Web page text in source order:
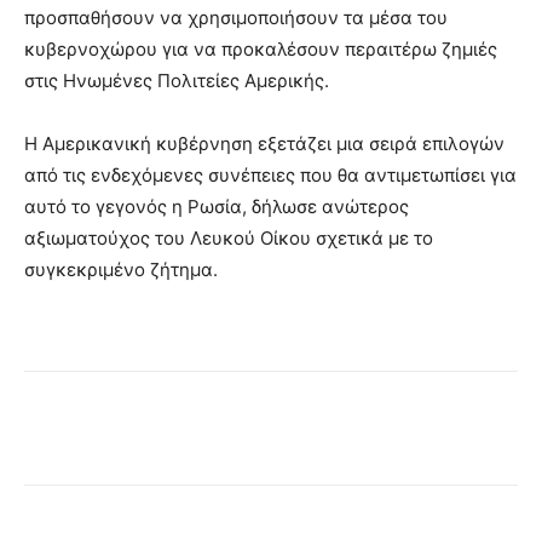
προσπαθήσουν να χρησιμοποιήσουν τα μέσα του
κυβερνοχώρου για να προκαλέσουν περαιτέρω ζημιές
στις Ηνωμένες Πολιτείες Αμερικής.
Η Aμερικανική κυβέρνηση εξετάζει μια σειρά επιλογών
από τις ενδεχόμενες συνέπειες που θα αντιμετωπίσει για
αυτό το γεγονός η Ρωσία, δήλωσε ανώτερος
αξιωματούχος του Λευκού Οίκου σχετικά με το
συγκεκριμένο ζήτημα.